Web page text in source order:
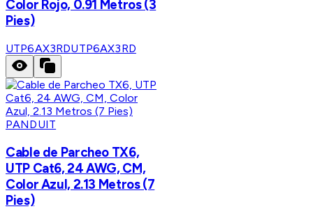
Color Rojo, 0.91 Metros (3
Pies)
UTP6AX3RDUTP6AX3RD
PANDUIT
Cable de Parcheo TX6,
UTP Cat6, 24 AWG, CM,
Color Azul, 2.13 Metros (7
Pies)